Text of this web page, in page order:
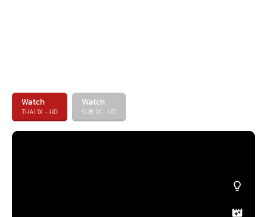
Watch
THAI 1X - HD
Watch
SUB 1X - HD